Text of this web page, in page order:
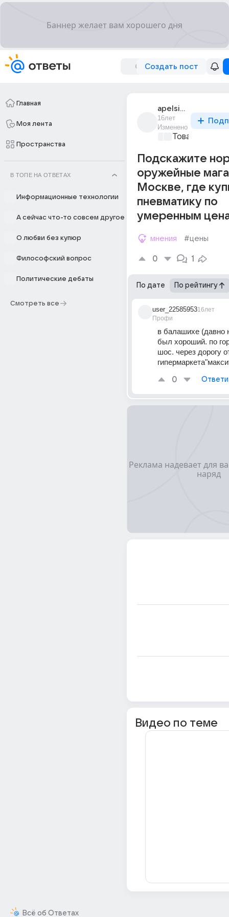
Создать пост
Главная
Моя лента
Пространства
В ТОПЕ НА ОТВЕТАХ
Информационные технологии
А сейчас что-то совсем другое
О любви без купюр
Философский вопрос
Политические дебаты
Смотреть все
Всё об Ответах
apelsin_oranzhevyi
16лет
Изменено
Товары и
Подскажите
оружейные
Москве, где
пневматику по
умеренным
мнения #цены
0 1
По дате По рейтингу
user_22585953
Профи
16лет
в балашихе (давно
был хороший. по
шос. через дорогу
0
Видео по теме